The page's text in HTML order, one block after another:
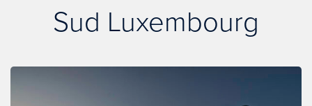
Sud Luxembourg